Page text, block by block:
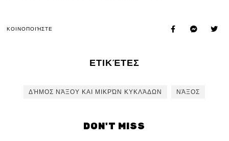
ΚΟΙΝΟΠΟΙΉΣΤΕ
ΕΤΙΚΈΤΕΣ
ΔΉΜΟΣ ΝΆΞΟΥ ΚΑΙ ΜΙΚΡΏΝ ΚΥΚΛΆΔΩΝ ΝΆΞΟΣ
DON'T MISS